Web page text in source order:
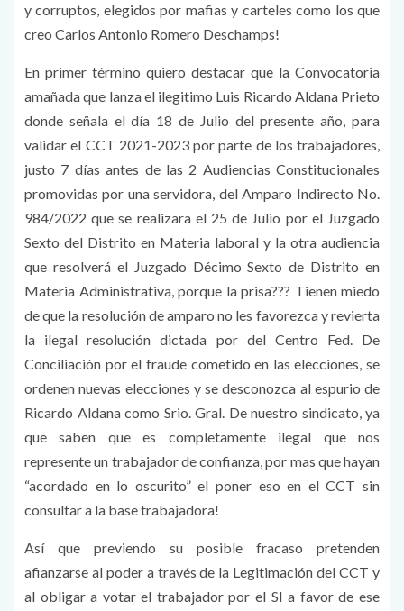
y corruptos, elegidos por mafias y carteles como los que
creo Carlos Antonio Romero Deschamps!
En primer término quiero destacar que la Convocatoria
amañada que lanza el ilegitimo Luis Ricardo Aldana Prieto
donde señala el día 18 de Julio del presente año, para
validar el CCT 2021-2023 por parte de los trabajadores,
justo 7 días antes de las 2 Audiencias Constitucionales
promovidas por una servidora, del Amparo Indirecto No.
984/2022 que se realizara el 25 de Julio por el Juzgado
Sexto del Distrito en Materia laboral y la otra audiencia
que resolverá el Juzgado Décimo Sexto de Distrito en
Materia Administrativa, porque la prisa??? Tienen miedo
de que la resolución de amparo no les favorezca y revierta
la ilegal resolución dictada por del Centro Fed. De
Conciliación por el fraude cometido en las elecciones, se
ordenen nuevas elecciones y se desconozca al espurio de
Ricardo Aldana como Srio. Gral. De nuestro sindicato, ya
que saben que es completamente ilegal que nos
represente un trabajador de confianza, por mas que hayan
“acordado en lo oscurito” el poner eso en el CCT sin
consultar a la base trabajadora!
Así que previendo su posible fracaso pretenden
afianzarse al poder a través de la Legitimación del CCT y
al obligar a votar el trabajador por el SI a favor de ese